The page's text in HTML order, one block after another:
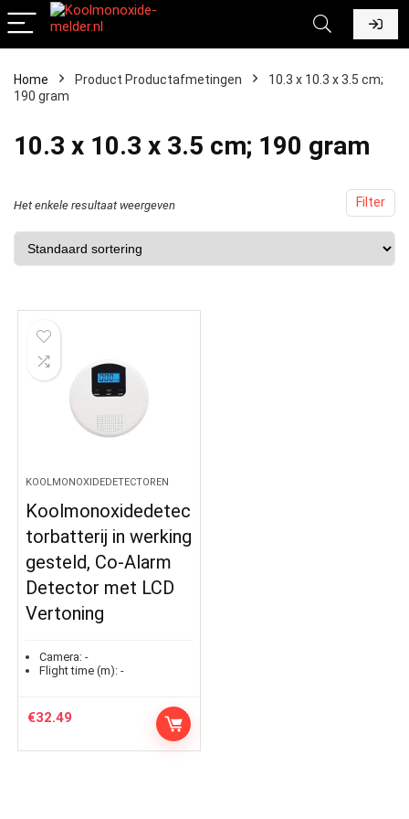
Home Product Productafmetingen
‎10.3 x 10.3 x 3.5 cm;
190 gram
‎10.3 x 10.3 x 3.5 cm; 190 gram
Filter
Het enkele resultaat weergeven
KOOLMONOXIDEDETECTOREN
Koolmonoxidedetec
torbatterij in werking
gesteld, Co-Alarm
Detector met LCD
Vertoning
Camera: -
Flight time (m): -
€32.49